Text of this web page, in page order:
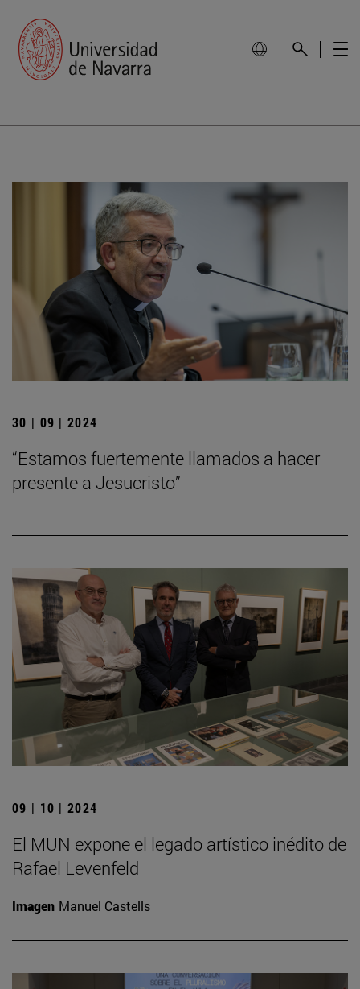
30 | 09 | 2024
“Estamos fuertemente llamados a hacer
presente a Jesucristo”
09 | 10 | 2024
El MUN expone el legado artístico inédito de
Rafael Levenfeld
Imagen Manuel Castells